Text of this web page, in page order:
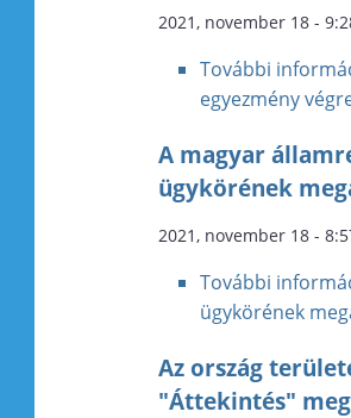
2021, november 18 -
További
egyezmény
A magyar
ügykörének
2021, november 18 -
További
ügykörének
Az ország
"Áttekintés"